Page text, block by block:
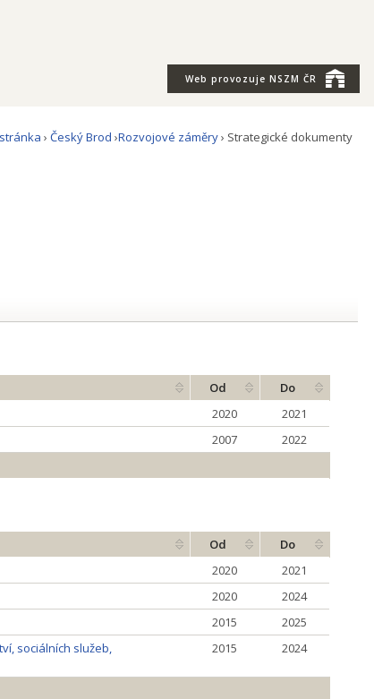
Web provozuje NSZM ČR
› Český Brod ›Rozvojové záměry› Strategické dokumenty
Od
Do
2020
2021
2007
2022
Od
Do
2020
2021
2020
2024
2015
2025
sociálních služeb,
2015 2024